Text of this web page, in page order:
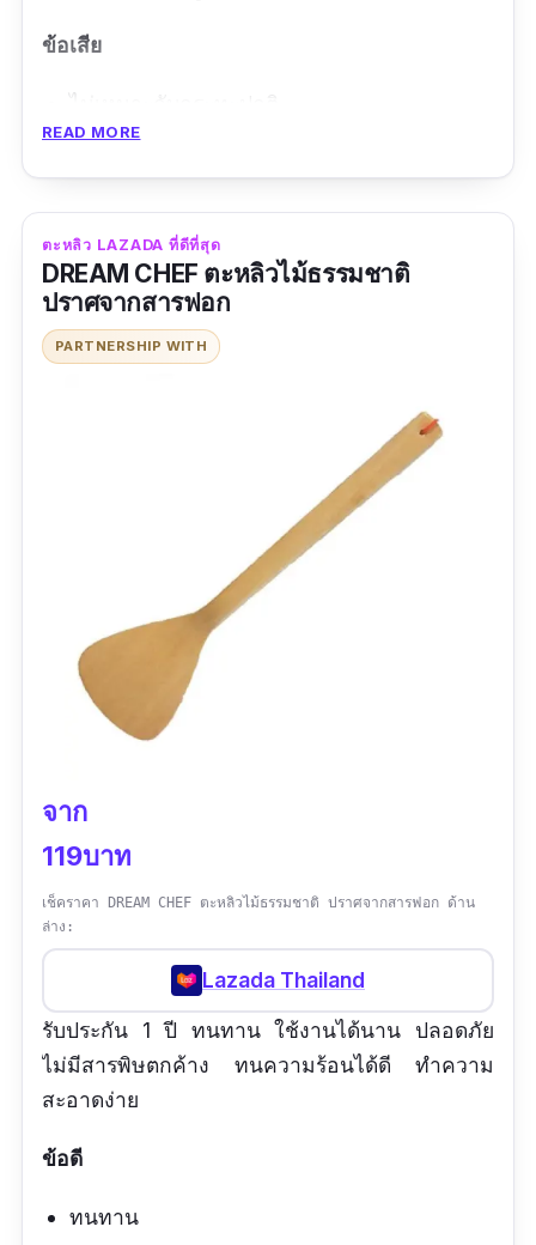
ข้อเสีย
READ MORE
ตะหลิว LAZADA ที่ดีที่สุด
DREAM CHEF ตะหลิวไม้ธรรมชาติ
ปราศจากสารฟอก
PARTNERSHIP WITH
จาก
119บาท
เช็คราคา DREAM CHEF ตะหลิวไม้ธรรมชาติ ปราศจากสารฟอก ด้าน
ล่าง:
Lazada Thailand
รับประกัน 1 ปี ทนทาน ใช้งานได้นาน ปลอดภัย
ไม่มีสารพิษตกค้าง ทนความร้อนได้ดี ทำความ
สะอาดง่าย
ข้อดี
ทนทาน